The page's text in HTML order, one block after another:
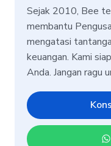
Sejak 2010, Bee
membantu
mengatasi
keuangan. Kami
Anda. Jangan ragu